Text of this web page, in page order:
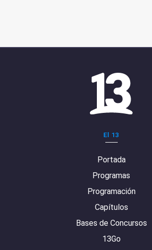
El 13
Portada
Programas
Programación
Capítulos
Bases de Concursos
13Go